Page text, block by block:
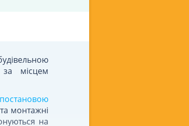
за місцем
постановою
монтажні
на